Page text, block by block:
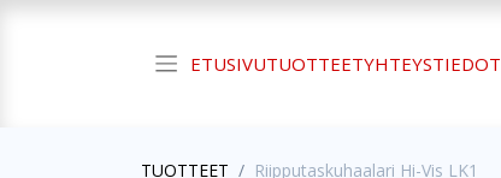
ETUSIVUTUOTTEETYHTEYSTIEDOT
TUOTTEET Riipputaskuhaalari Hi-Vis LK1